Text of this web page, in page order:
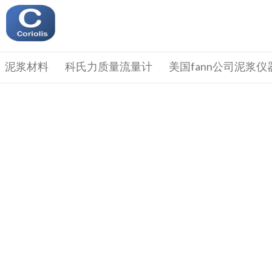
泥浆材料 科氏力质量流量计 美国fann公司泥浆仪